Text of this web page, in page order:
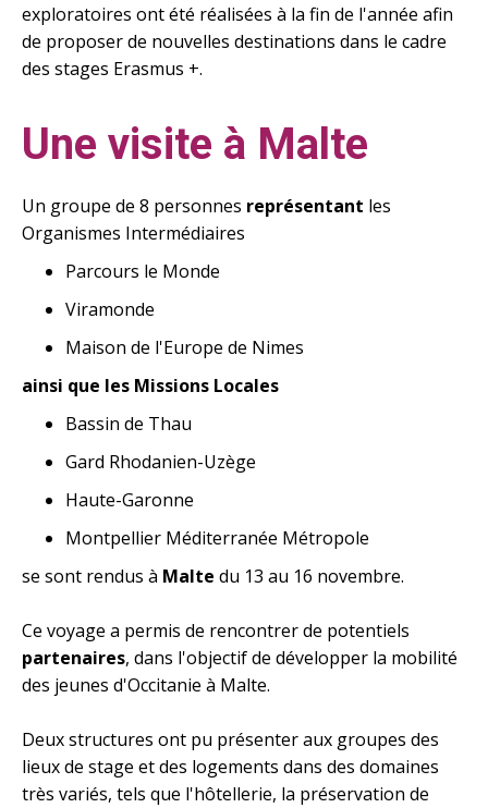
exploratoires ont été réalisées à la fin de l'année afin
de proposer de nouvelles destinations dans le cadre
des stages Erasmus +.
Une visite à Malte
Un groupe de 8 personnes représentant les
Organismes Intermédiaires
Parcours le Monde
Viramonde
Maison de l'Europe de Nimes
ainsi que les Missions Locales
Bassin de Thau
Gard Rhodanien-Uzège
Haute-Garonne
Montpellier Méditerranée Métropole
se sont rendus à Malte du 13 au 16 novembre.
Ce voyage a permis de rencontrer de potentiels
partenaires, dans l'objectif de développer la mobilité
des jeunes d'Occitanie à Malte.
Deux structures ont pu présenter aux groupes des
lieux de stage et des logements dans des domaines
très variés, tels que l'hôtellerie, la préservation de